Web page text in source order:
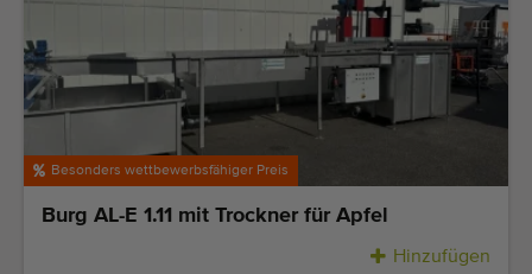
Kontakt
Blog
Qualitätsgeräte
Fachpersonal
Besonders wettbewerbsfähiger Preis
Burg AL-E 1.11 mit Trockner für Apfel
Hinzufügen